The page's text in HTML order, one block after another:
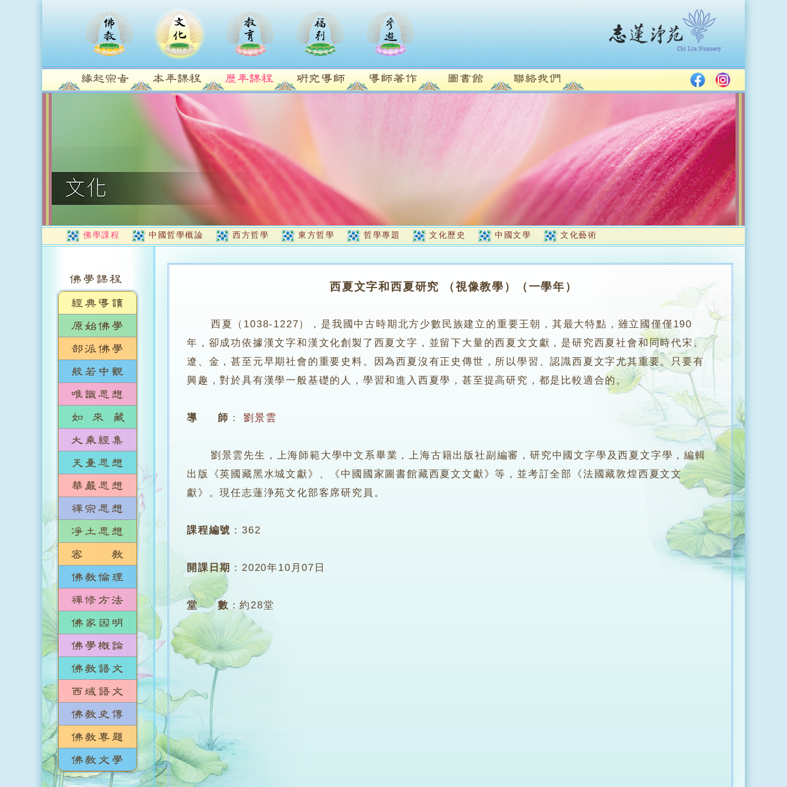
佛學課程 中國哲學概論 西方哲學 東方哲學 哲學專題 文化歷史 中國文學 文化藝術
西夏文字和西夏研究 （視像教學）（一學年）
西夏（1038-1227），是我國中古時期北方少數民族建立的重要王朝，其最大特點，雖立國僅僅190
年，卻成功依據漢文字和漢文化創製了西夏文字，並留下大量的西夏文文獻，是研究西夏社會和同時代宋、
遼、金，甚至元早期社會的重要史料。因為西夏沒有正史傳世，所以學習、認識西夏文字尤其重要。只要有
興趣，對於具有漢學一般基礎的人，學習和進入西夏學，甚至提高研究，都是比較適合的。
導 師 ： 劉景雲
劉景雲先生，上海師範大學中文系畢業，上海古籍出版社副編審，研究中國文字學及西夏文字學，編輯
出版《英國藏黑水城文獻》、《中國國家圖書館藏西夏文文獻》等，並考訂全部《法國藏敦煌西夏文文
獻》。現任志蓮浄苑文化部客席研究員。
課程編號 ：362
開課日期 ：2020年10月07日
堂 數 ：約28堂